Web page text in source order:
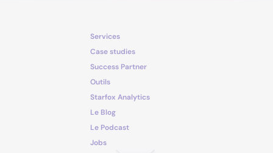
Services
Case studies
Success Partner
Outils
Starfox Analytics
Le Blog
Le Podcast
Jobs